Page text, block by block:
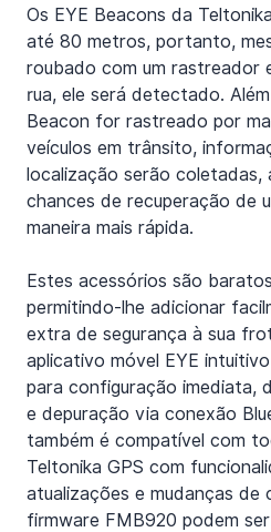
Os EYE Beacons da
até 80 metros, portanto,
roubado com um rastreador
rua, ele será detectado.
Beacon for rastreado por
veículos em trânsito,
localização serão coletadas,
chances de recuperação de
maneira mais rápida.
Estes acessórios são
permitindo-lhe adicionar
extra de segurança à sua
aplicativo móvel EYE
para configuração imediata,
e depuração via conexão
também é compatível com
Teltonika GPS com
atualizações e mudanças de
firmware FMB920 podem